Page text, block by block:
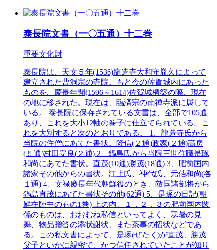
泰長院文書（一〇五通）十二巻
重要文化財
泰長院は、天文５年(1536)龍造寺大和守胤久によって
建立された曹洞宗の寺院。もと今の佐賀城内にあった
ものを、慶長年間(1596～1614)佐賀城構築の際、現在
の地に移された。現在は、臨済宗の南禅寺派に属して
いる。 泰長院に保存されている文書は、全部で105通
あり、これを大小12軸の巻子に仕立てられている。こ
れを大別すると次のとおりである。 1、龍造寺氏から
当院の住僧にあてた書状。隆信(２通)政家(２通)高房
(５通)村田安良(２通) 2、鍋島氏から当院三世住職是琢
和尚にあてた書状。直茂(10通)勝茂(18通) 3、肥前国内
諸家その他からの書状。江上氏、神代氏、元佶和尚(各
１通) 4、文禄慶長年代朝鮮役のとき、敵国諸部将から
鍋島直茂にあてた書状その他(62通) 5、是琢の日記(朝
鮮在陣中のもの1巻) 上の内、１，２，３の肥前国内関
係のものは、おおむね私信といってよく、寒暑の見
舞、物品贈答の添状謝状、また茶事の招状などであ
る。この私文書によって、是琢(ぜたく)が直茂、勝茂
父子といかに親密で、かつ信任されていたことが知り